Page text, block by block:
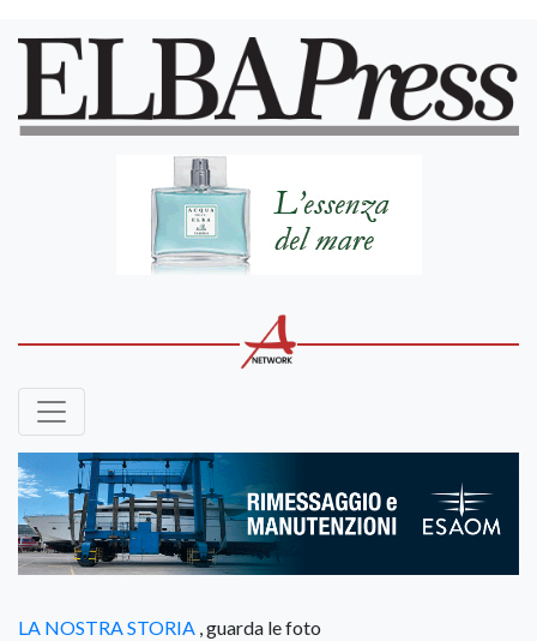
LA NOSTRA STORIA , guarda le foto